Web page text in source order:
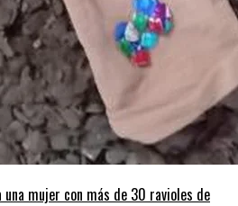
una mujer con más de 30 ravioles de